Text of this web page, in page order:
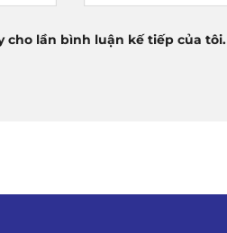
cho lần bình luận kế tiếp của tôi.